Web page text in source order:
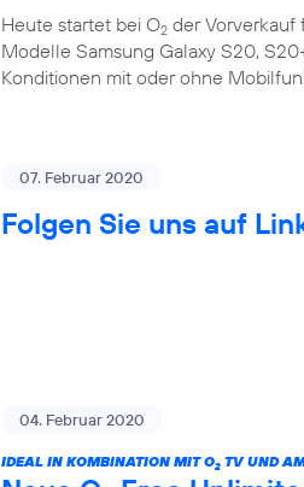
Heute startet bei O2 der Vorverkauf
Modelle Samsung Galaxy S20,
Konditionen mit oder ohne
07. Februar 2020
Folgen Sie uns auf
04. Februar 2020
IDEAL IN KOMBINATION MIT O2 TV UND